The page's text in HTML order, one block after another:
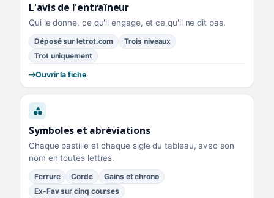
L'avis de l'entraîneur
Qui le donne, ce qu'il engage, et ce qu'il ne dit pas.
Déposé sur letrot.com
Trois niveaux
Trot uniquement
Ouvrir la fiche
Symboles et abréviations
Chaque pastille et chaque sigle du tableau, avec son
nom en toutes lettres.
Ferrure Corde
Gains et chrono
Ex-Fav sur cinq courses